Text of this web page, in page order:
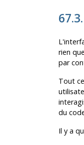
rien
par
Tout
du
Il y a